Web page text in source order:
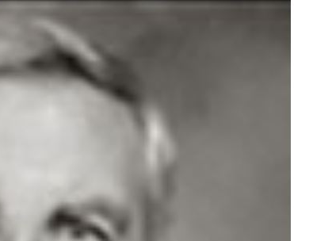
حرفه‌ای‌ها طراحی شده، برای همه
رزرورایگان